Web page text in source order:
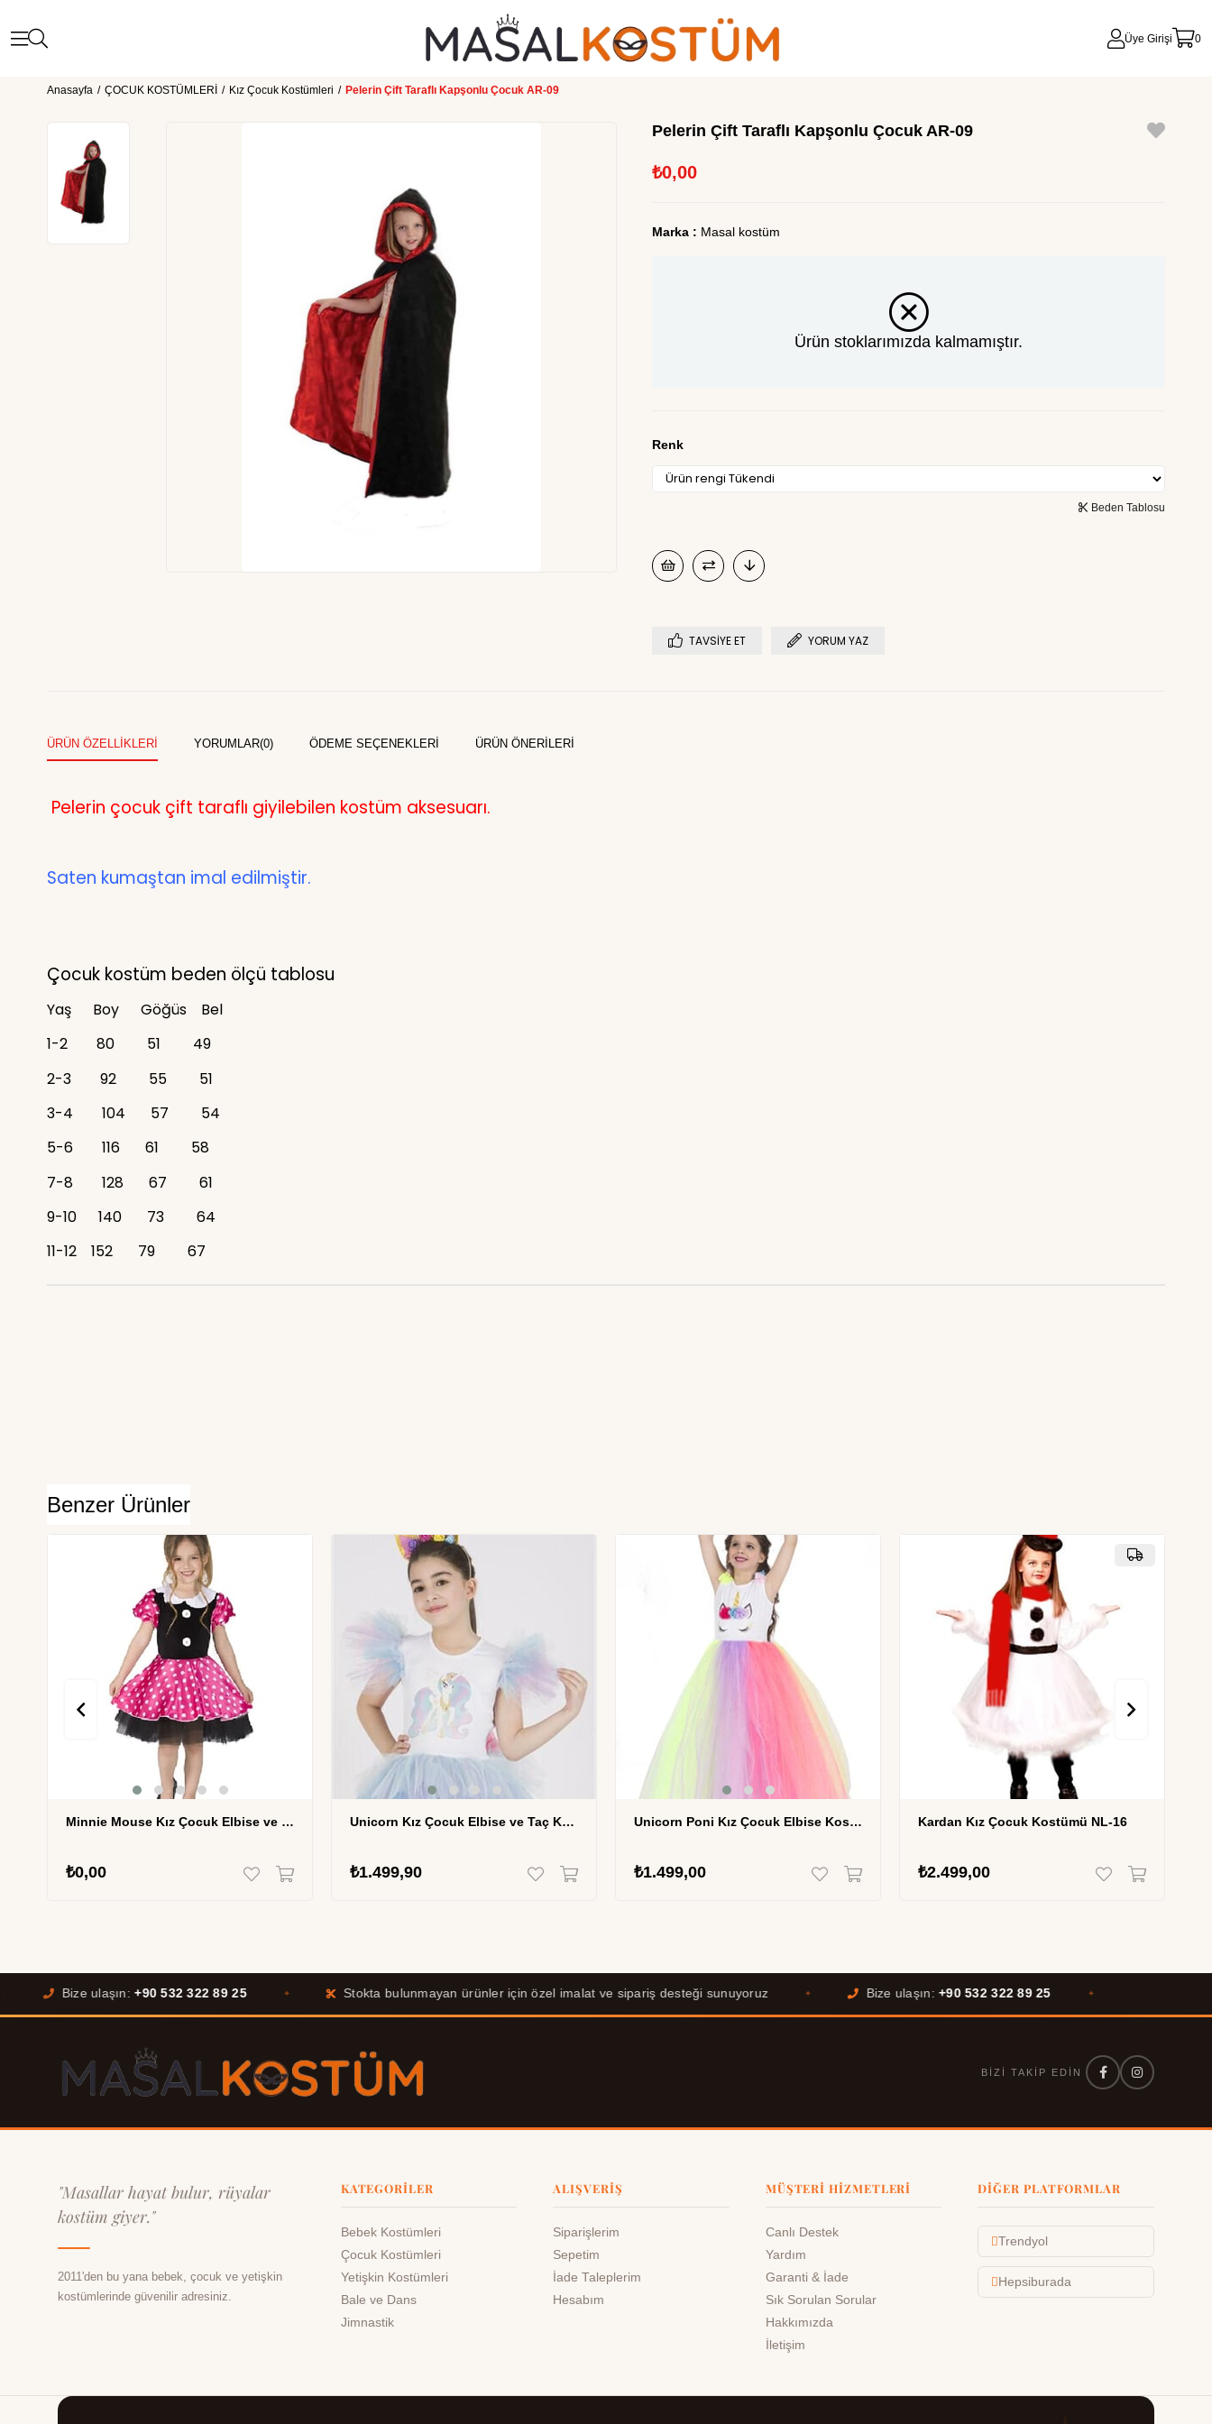
Üye Girişi 0
Anasayfa ÇOCUK KOSTÜMLERİ Kız Çocuk Kostümleri Pelerin Çift Taraflı Kapşonlu Çocuk AR-09
Pelerin Çift Taraflı Kapşonlu Çocuk AR-09
₺0,00
Marka : Masal kostüm
Ürün stoklarımızda kalmamıştır.
Renk
Beden Tablosu
TAVSIYE ET YORUM YAZ
ÜRÜN ÖZELLIKLERI YORUMLAR(0) ÖDEME SEÇENEKLERI ÜRÜN ÖNERILERI
Pelerin çocuk çift taraflı giyilebilen kostüm aksesuarı.
Saten kumaştan imal edilmiştir.
Çocuk kostüm beden ölçü tablosu
Yaş Boy Göğüs
Bel
1-2
80 51
49
2-3
92 55
51
3-4
104 57
54
5-6
116 61
58
7-8
128 67
61
9-10
140 73
64
11-12
152 79 67
Benzer Ürünler
Minnie Mouse Kız Çocuk Elbise ve Taç Kostüm seti MSL-71
₺0,00
Unicorn Kız Çocuk Elbise ve Taç Kostüm Seti MSL-68
₺1.499,90
Unicorn Poni Kız Çocuk Elbise Kostüm Uzun MSL-67
₺1.499,00
Kardan Kız Çocuk Kostümü NL-16
₺2.499,00
Bize ulaşın:+90 532 322 89 25 Stokta bulunmayan ürünler için özel imalat ve sipariş desteği sunuyoruz Bize ulaşın:+90 532 322 89 25
BIZI TAKIP EDIN
"Masallar hayat bulur, rüyalar
kostüm giyer."
2011'den bu yana bebek, çocuk ve yetişkin
kostümlerinde güvenilir adresiniz.
KATEGORILER
Bebek Kostümleri
Çocuk Kostümleri
Yetişkin Kostümleri
Bale ve Dans
Jimnastik
ALIŞVERIŞ
Siparişlerim
Sepetim
İade Taleplerim
Hesabım
MÜŞTERI HIZMETLERI
Canlı Destek
Yardım
Garanti & İade
Sık Sorulan Sorular
Hakkımızda
İletişim
DIĞER PLATFORMLAR
Trendyol
Hepsiburada